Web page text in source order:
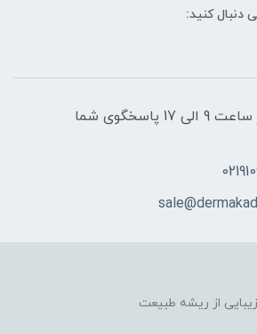
دنبال کنید:
شنبه تا پنج شنبه ، از ساعت 9 الی 17 پاسخگوی شما
از ریشه طبیعت